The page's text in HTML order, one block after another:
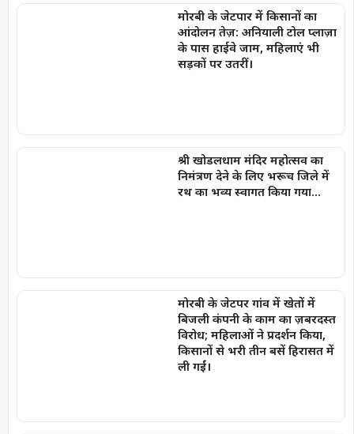
मोरबी के जेटपार में किसानों का
आंदोलन तेज़: अनियाली टोल प्लाज़ा
के पास हाईवे जाम, महिलाएं भी
सड़कों पर उतरीं।
श्री खोडलधाम मंदिर महोत्सव का
निमंत्रण देने के लिए भरूच जिले में
रथ का भव्य स्वागत किया गया…
मोरबी के जेटपर गांव में खेतों में
बिजली कंपनी के काम का ज़बरदस्त
विरोध; महिलाओं ने प्रदर्शन किया,
किसानों से भरी तीन बसें हिरासत में
ली गईं।